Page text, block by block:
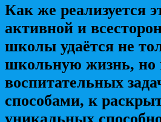
Как же реализуется
активной и
школы удаётся не
школьную жизнь, но
воспитательных
способами, к